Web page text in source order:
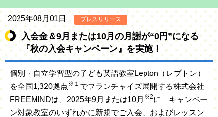
2025年08月01日 プレスリリース
入会金＆9月または10月の月謝が“0円”になる
『秋の入会キャンペーン』を実施！
個別・自立学習型の子ども英語教室Lepton（レプトン）
を全国1,320拠点※１ でフランチャイズ展開する株式会社
FREEMINDは、2025年9月または10月 ※2に、キャンペー
ン対象教室のいずれかに新規でご入会、およびレッスン